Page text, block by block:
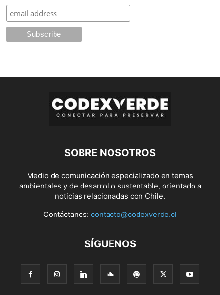
SOBRE NOSOTROS
Medio de comunicación especializado en temas
ambientales y de desarrollo sustentable, orientado a
noticias relacionadas con Chile.
Contáctanos: contacto@codexverde.cl
SÍGUENOS